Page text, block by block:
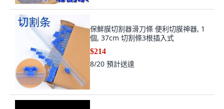
保鮮膜切割器滑刀條 便利切膜神器, 1
個, 37cm 切割條3根插入式
$214
8/20 預計送達